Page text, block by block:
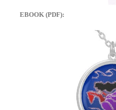
EBOOK (PDF):